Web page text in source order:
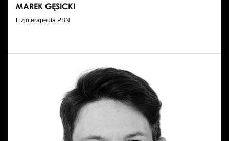
MAREK GĘSICKI
Fizjoterapeuta PBN